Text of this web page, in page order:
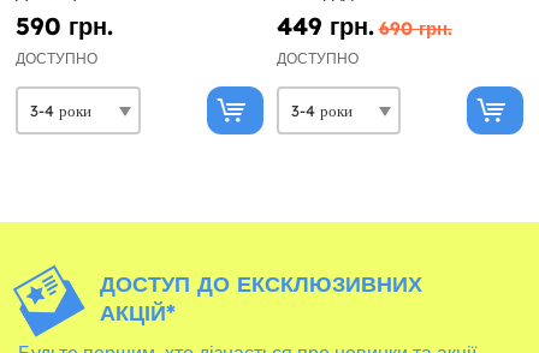
590 грн.
ДОСТУПНО
449 грн. 690 грн.
ДОСТУПНО
ДОСТУП ДО ЕКСКЛЮЗИВНИХ
АКЦІЙ*